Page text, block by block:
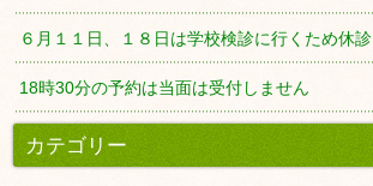
６月１１日、１８日は学校検診に行くため休診
18時30分の予約は当面は受付しません
カテゴリー